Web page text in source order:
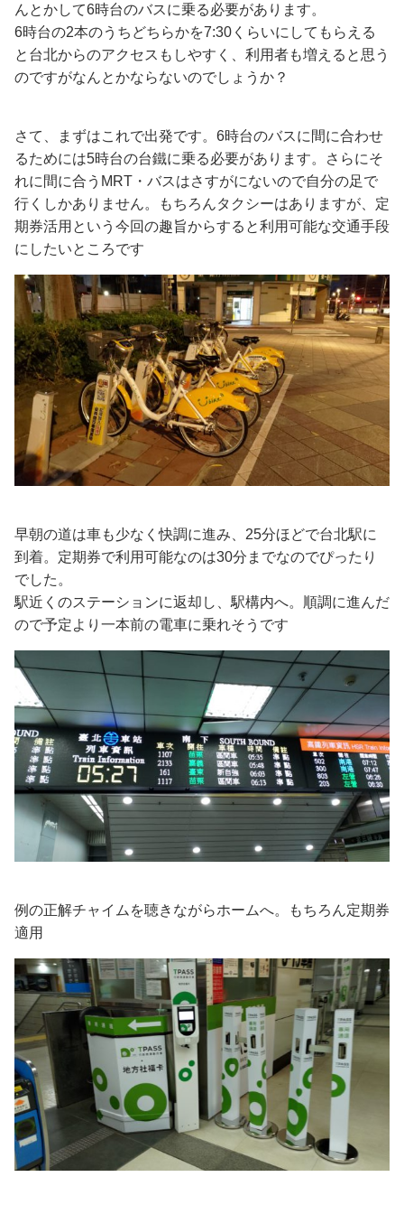
んとかして6時台のバスに乗る必要があります。
6時台の2本のうちどちらかを7:30くらいにしてもらえる
と台北からのアクセスもしやすく、利用者も増えると思う
のですがなんとかならないのでしょうか？
さて、まずはこれで出発です。6時台のバスに間に合わせ
るためには5時台の台鐵に乗る必要があります。さらにそ
れに間に合うMRT・バスはさすがにないので自分の足で
行くしかありません。もちろんタクシーはありますが、定
期券活用という今回の趣旨からすると利用可能な交通手段
にしたいところです
早朝の道は車も少なく快調に進み、25分ほどで台北駅に
到着。定期券で利用可能なのは30分までなのでぴったり
でした。
駅近くのステーションに返却し、駅構内へ。順調に進んだ
ので予定より一本前の電車に乗れそうです
例の正解チャイムを聴きながらホームへ。もちろん定期券
適用